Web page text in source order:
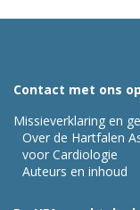
Contact met ons
Missieverklaring en
Over de Hartfalen
voor Cardiologie
Auteurs en inhoud